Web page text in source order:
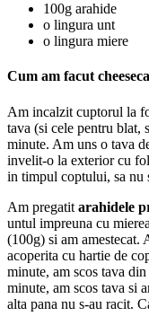
100g arahide
o lingura unt
o lingura miere
Cum am facut
Am incalzit cuptorul la
tava (si cele pentru blat,
minute. Am uns o tava
invelit-o la exterior cu
in timpul coptului, sa nu
Am pregatit arahidele
untul impreuna cu
(100g) si am amestecat.
acoperita cu hartie de
minute, am scos tava
minute, am scos tava si
alta pana nu s-au racit.